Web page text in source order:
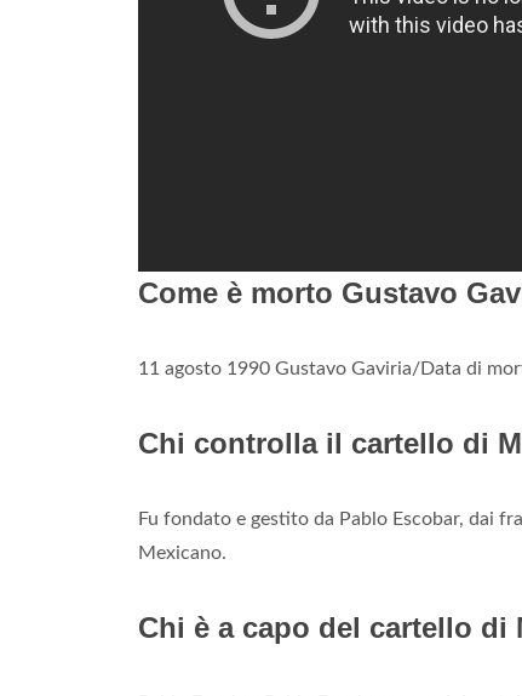
Come è morto Gustavo
11 agosto 1990 Gustavo Gaviria/Data di
Chi controlla il cartello di
Fu fondato e gestito da Pablo Escobar, dai
Mexicano.
Chi è a capo del cartello di